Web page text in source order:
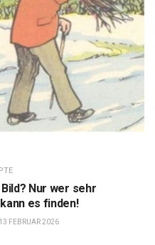
Nur wer sehr
es finden!
13 FEBRUAR 2026